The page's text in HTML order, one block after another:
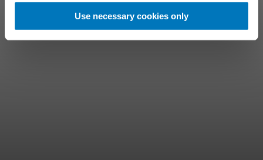
Use necessary cookies only